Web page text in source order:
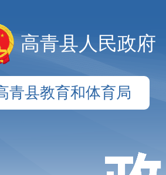
高青县人民政府
青县教育和体育局